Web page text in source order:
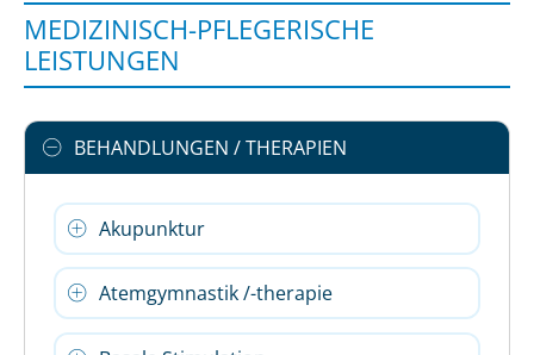
MEDIZINISCH-PFLEGERISCHE
LEISTUNGEN
BEHANDLUNGEN / THERAPIEN
Akupunktur
Atemgymnastik /-therapie